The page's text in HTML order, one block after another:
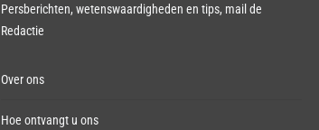
Persberichten, wetenswaardigheden en tips, mail de
Redactie
Over ons
Hoe ontvangt u ons